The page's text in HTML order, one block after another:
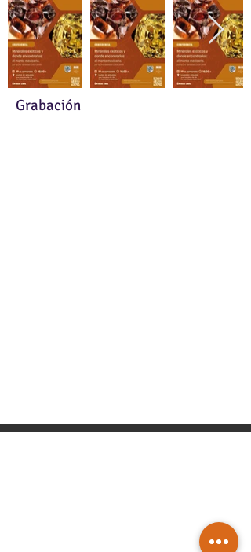
Grabación